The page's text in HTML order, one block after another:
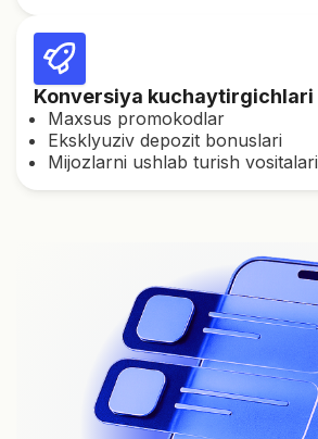
Konversiya kuchaytirgichlari
Maxsus promokodlar
Eksklyuziv depozit bonuslari
Mijozlarni ushlab turish vositalari